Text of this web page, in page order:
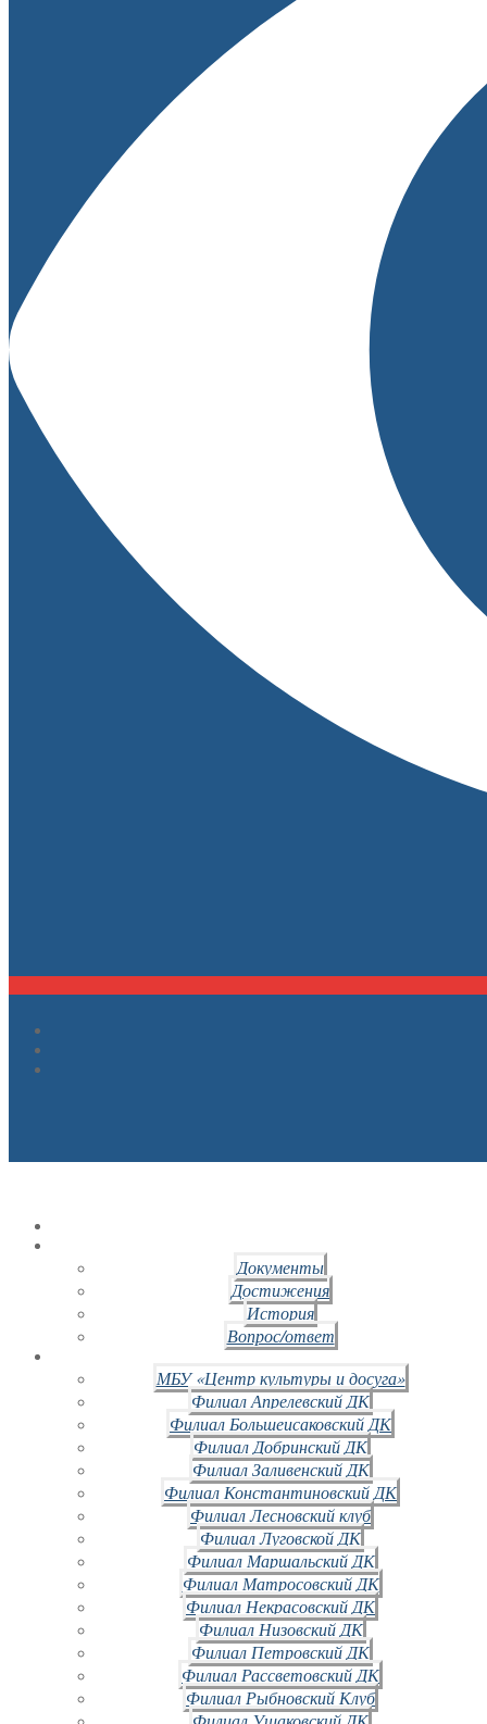
Документы
Достижения
История
Вопрос/ответ
МБУ «Центр культуры и досуга»
Филиал Апрелевский ДК
Филиал Большеисаковский ДК
Филиал Добринский ДК
Филиал Заливенский ДК
Филиал Константиновский ДК
Филиал Лесновский клуб
Филиал Луговской ДК
Филиал Маршальский ДК
Филиал Матросовский ДК
Филиал Некрасовский ДК
Филиал Низовский ДК
Филиал Петровский ДК
Филиал Рассветовский ДК
Филиал Рыбновский Клуб